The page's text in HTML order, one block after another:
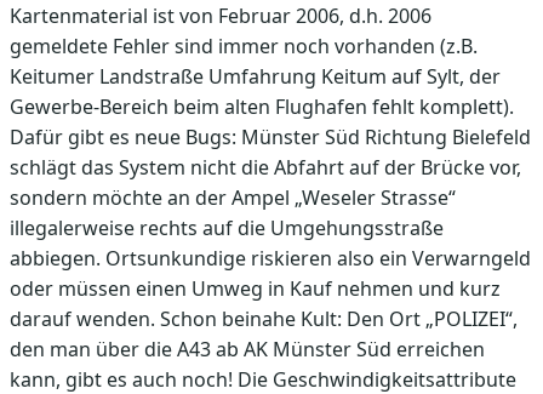
Kartenmaterial ist von Februar 2006, d.h. 2006
gemeldete Fehler sind immer noch vorhanden (z.B.
Keitumer Landstraße Umfahrung Keitum auf Sylt, der
Gewerbe-Bereich beim alten Flughafen fehlt komplett).
Dafür gibt es neue Bugs: Münster Süd Richtung Bielefeld
schlägt das System nicht die Abfahrt auf der Brücke vor,
sondern möchte an der Ampel „Weseler Strasse“
illegalerweise rechts auf die Umgehungsstraße
abbiegen. Ortsunkundige riskieren also ein Verwarngeld
oder müssen einen Umweg in Kauf nehmen und kurz
darauf wenden. Schon beinahe Kult: Den Ort „POLIZEI“,
den man über die A43 ab AK Münster Süd erreichen
kann, gibt es auch noch! Die Geschwindigkeitsattribute